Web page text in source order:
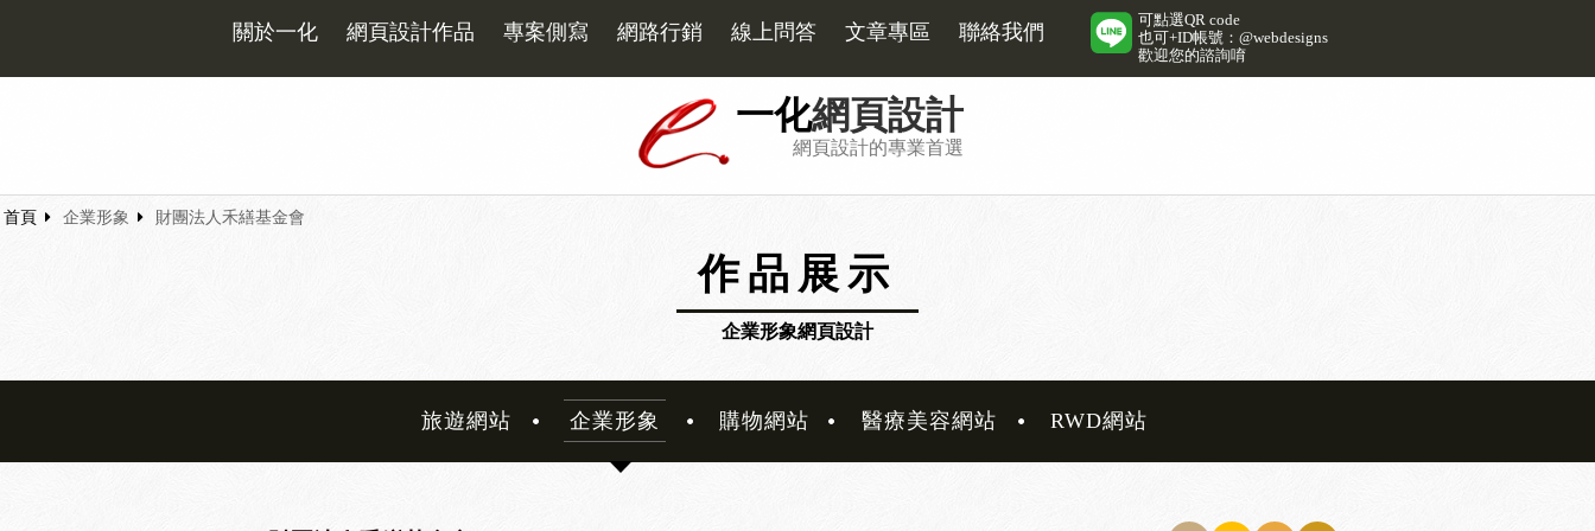
關於一化 網頁設計作品 專案側寫 網路行銷 線上問答 文章專區 聯絡我們
可點選QR code
也可+ID帳號：@webdesigns
歡迎您的諮詢唷
一化網頁設計
網頁設計的專業首選
首頁 企業形象 財團法人禾繕基金會
作品展示
企業形象網頁設計
旅遊網站 企業形象 購物網站 醫療美容網站 RWD網站